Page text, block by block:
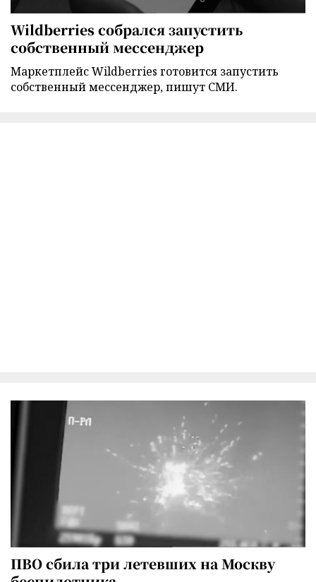
Wildberries собрался запустить
собственный мессенджер
Маркетплейс Wildberries готовится запустить
собственный мессенджер, пишут СМИ.
ПВО сбила три летевших на Москву